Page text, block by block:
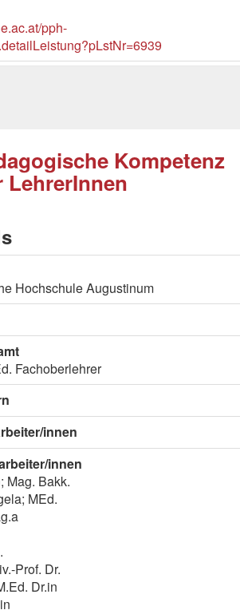
pph-
Kompetenz
LehrerInnen
Hochschule Augustinum
Fachoberlehrer
innen
innen
Mag. Bakk.
MEd.
Prof. Dr.
Dr.in